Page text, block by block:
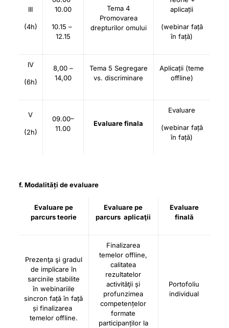
III
(4h)
10.00
10.15 –
12.15
Tema 4
Promovarea
drepturilor omului
aplicații
(webinar față
în față)
IV
(6h)
8,00 –
14,00
Tema 5 Segregare
vs. discriminare
Aplicații (teme
offline)
V
(2h)
09.00–
11.00
Evaluare finala
Evaluare
(webinar față
în față)
f. Modalități de evaluare
Evaluare pe
parcurs teorie
Evaluare pe
parcurs aplicaţii
Evaluare
finală
Prezenţa şi gradul
de implicare în
sarcinile stabilite
în webinariile
sincron față în față
și finalizarea
temelor offline.
Finalizarea
temelor offline,
calitatea
rezultatelor
activităţii și
profunzimea
competențelor
formate
participanților la
Portofoliu
individual